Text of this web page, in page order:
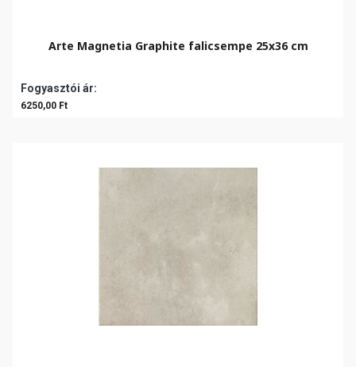
Arte Magnetia Graphite falicsempe 25x36 cm
Fogyasztói ár:
6250,00 Ft